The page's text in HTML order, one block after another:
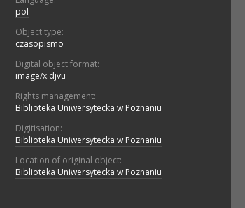
pol
Object type:
czasopismo
Digital object format:
image/x.djvu
Rights management:
Biblioteka Uniwersytecka w Poznaniu
Digitisation:
Biblioteka Uniwersytecka w Poznaniu
Location of original object:
Biblioteka Uniwersytecka w Poznaniu